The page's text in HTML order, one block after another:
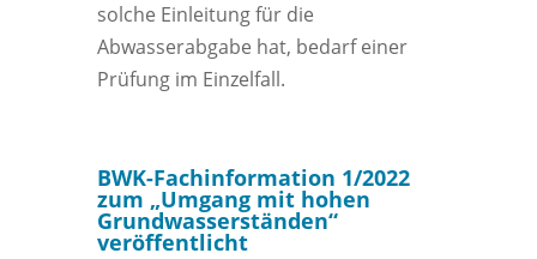
solche Einleitung für die
Abwasserabgabe hat, bedarf einer
Prüfung im Einzelfall.
BWK-Fachinformation 1/2022
zum „Umgang mit hohen
Grundwasserständen“
veröffentlicht